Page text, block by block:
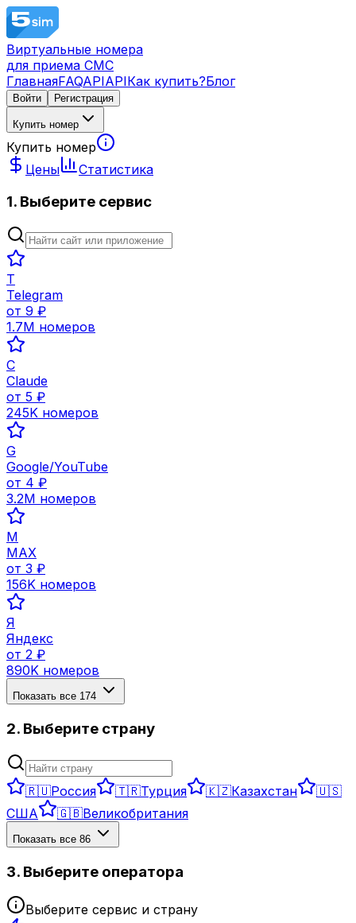
Виртуальные номера
для приема СМС
ГлавнаяFAQAPIAPIКак купить?Блог
Войти Регистрация
Купить номер
Купить номер
Цены
Статистика
1. Выберите сервис
T
Telegram
от 9 ₽
1.7M номеров
C
Claude
от 5 ₽
245K номеров
G
Google/YouTube
от 4 ₽
3.2M номеров
M
MAX
от 3 ₽
156K номеров
Я
Яндекс
от 2 ₽
890K номеров
Показать все 174
2. Выберите страну
🇷🇺Россия 🇹🇷Турция 🇰🇿Казахстан
🇺🇸
США
🇬🇧Великобритания
Показать все 86
3. Выберите оператора
Выберите сервис и страну